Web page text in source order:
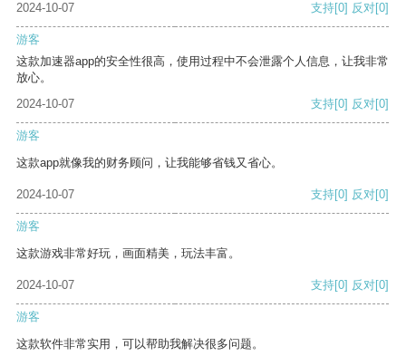
2024-10-07 支持[0] 反对[0]
游客
这款加速器app的安全性很高，使用过程中不会泄露个人信息，让我非常
放心。
2024-10-07
支持[0] 反对[0]
游客
这款app就像我的财务顾问，让我能够省钱又省心。
2024-10-07 支持[0] 反对[0]
游客
这款游戏非常好玩，画面精美，玩法丰富。
2024-10-07 支持[0] 反对[0]
游客
这款软件非常实用，可以帮助我解决很多问题。